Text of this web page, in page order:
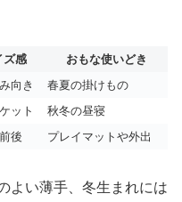
ズ感
おもな使いどき
向き
春夏の掛けもの
ット
秋冬の昼寝
後 プレイマットや外出
よい薄手、冬生まれには